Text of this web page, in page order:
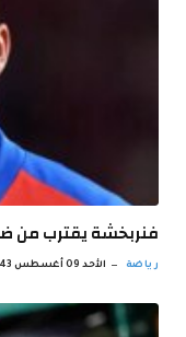
فنربخشة يقترب من
رياضة الأحد 09 أغسطس 6:43 ص